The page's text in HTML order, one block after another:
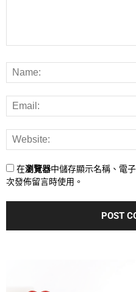
在瀏覽器中儲存顯示名稱、電
次發佈留言時使用。